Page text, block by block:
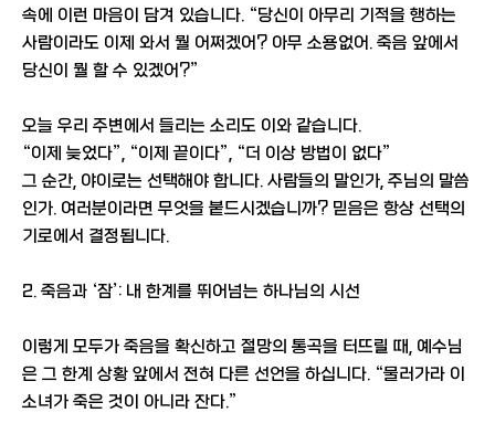
속에 이런 마음이 담겨 있습니다. “당신이 아무리 기적을 행하는
사람이라도 이제 와서 뭘 어쩌겠어? 아무 소용없어. 죽음 앞에서
당신이 뭘 할 수 있겠어?”
오늘 우리 주변에서 들리는 소리도 이와 같습니다.
“이제 늦었다”, “이제 끝이다”, “더 이상 방법이 없다”
그 순간, 야이로는 선택해야 합니다. 사람들의 말인가, 주님의 말씀
인가. 여러분이라면 무엇을 붙드시겠습니까? 믿음은 항상 선택의
기로에서 결정됩니다.
2. 죽음과 ‘잠’: 내 한계를 뛰어넘는 하나님의 시선
이렇게 모두가 죽음을 확신하고 절망의 통곡을 터뜨릴 때, 예수님
은 그 한계 상황 앞에서 전혀 다른 선언을 하십니다. “물러가라 이
소녀가 죽은 것이 아니라 잔다.”